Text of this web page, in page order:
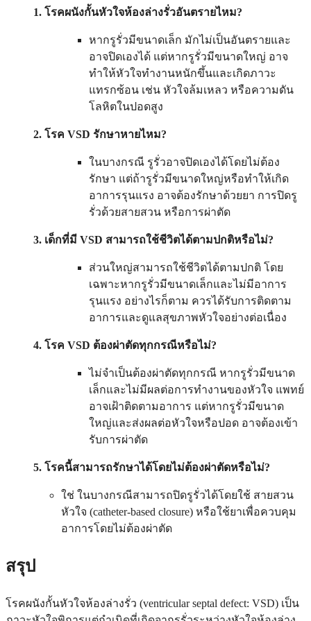
1. โรคผนังกั้นหัวใจห้องล่างรั่วอันตรายไหม?
หากรูรั่วมีขนาดเล็ก มักไม่เป็นอันตรายและ
อาจปิดเองได้ แต่หากรูรั่วมีขนาดใหญ่ อาจ
ทำให้หัวใจทำงานหนักขึ้นและเกิดภาวะ
แทรกซ้อน เช่น หัวใจล้มเหลว หรือความดัน
โลหิตในปอดสูง
2. โรค VSD รักษาหายไหม?
ในบางกรณี รูรั่วอาจปิดเองได้โดยไม่ต้อง
รักษา แต่ถ้ารูรั่วมีขนาดใหญ่หรือทำให้เกิด
อาการรุนแรง อาจต้องรักษาด้วยยา การปิดรู
รั่วด้วยสายสวน หรือการผ่าตัด
3. เด็กที่มี VSD สามารถใช้ชีวิตได้ตามปกติหรือไม่?
ส่วนใหญ่สามารถใช้ชีวิตได้ตามปกติ โดย
เฉพาะหากรูรั่วมีขนาดเล็กและไม่มีอาการ
รุนแรง อย่างไรก็ตาม ควรได้รับการติดตาม
อาการและดูแลสุขภาพหัวใจอย่างต่อเนื่อง
4. โรค VSD ต้องผ่าตัดทุกกรณีหรือไม่?
ไม่จำเป็นต้องผ่าตัดทุกกรณี หากรูรั่วมีขนาด
เล็กและไม่มีผลต่อการทำงานของหัวใจ แพทย์
อาจเฝ้าติดตามอาการ แต่หากรูรั่วมีขนาด
ใหญ่และส่งผลต่อหัวใจหรือปอด อาจต้องเข้า
รับการผ่าตัด
5. โรคนี้สามารถรักษาได้โดยไม่ต้องผ่าตัดหรือไม่?
ใช่ ในบางกรณีสามารถปิดรูรั่วได้โดยใช้ สายสวน
หัวใจ (catheter-based closure) หรือใช้ยาเพื่อควบคุม
อาการโดยไม่ต้องผ่าตัด
สรุป
โรคผนังกั้นหัวใจห้องล่างรั่ว (ventricular septal defect: VSD) เป็น